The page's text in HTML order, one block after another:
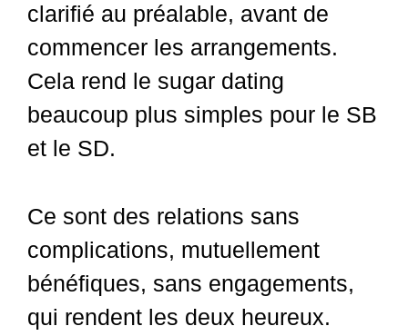
clarifié au préalable, avant de
commencer les arrangements.
Cela rend le sugar dating
beaucoup plus simples pour le SB
et le SD.
Ce sont des relations sans
complications, mutuellement
bénéfiques, sans engagements,
qui rendent les deux heureux.